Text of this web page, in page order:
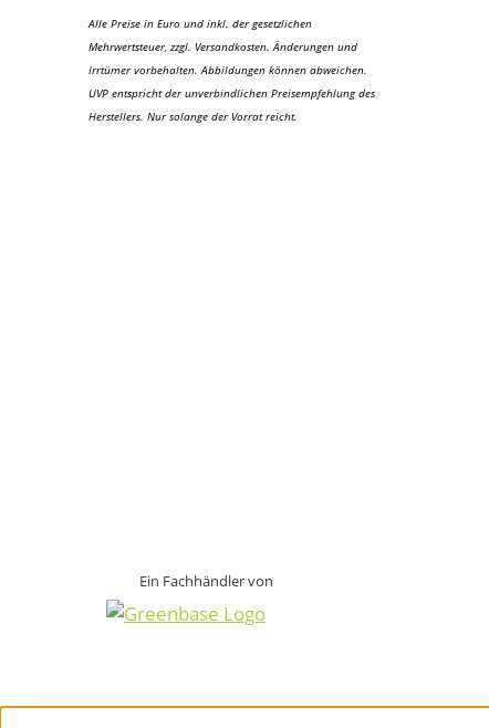
Alle Preise in Euro und inkl. der gesetzlichen
Mehrwertsteuer, zzgl. Versandkosten. Änderungen und
Irrtümer vorbehalten. Abbildungen können abweichen.
UVP entspricht der unverbindlichen Preisempfehlung des
Herstellers. Nur solange der Vorrat reicht.
Ein Fachhändler von